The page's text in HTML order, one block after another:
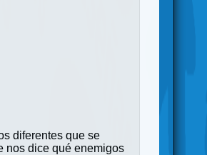
diferentes que se
nos dice qué enemigos